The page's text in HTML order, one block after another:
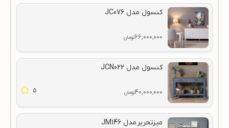
کنسول مدل JC076
۶۶,۰۰۰,۰۰۰تومان
کنسول مدل JCN022
۴۰,۰۰۰,۰۰۰تومان 5
میزتحریر مدل JM146